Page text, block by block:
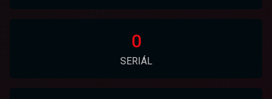
0
SERIÁL